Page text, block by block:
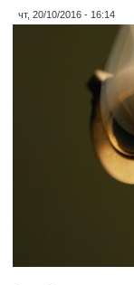
чт, 20/10/2016 - 16:14